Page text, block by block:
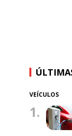
VEÍCULOS
1.